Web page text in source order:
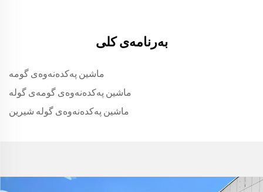
بەرنامەی کلی
ماشین پەکدەنەوەی گومە
ماشین پەکدەنەوەی گومەی گولە
ماشین پەکدەنەوەی گولە شیرین